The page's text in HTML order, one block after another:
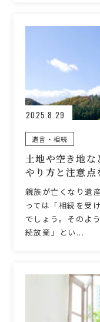
2025.8.29
遺言・相続
土地や空き地
やり方と注意点
親族が亡くなり遺
っては「相続を受
でしょう。そのよ
続放棄」とい...